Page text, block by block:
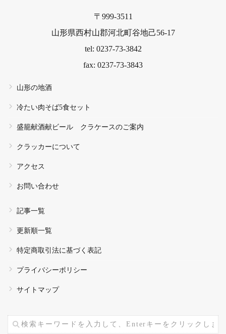
〒999-3511
山形県西村山郡河北町谷地己56-17
tel: 0237-73-3842
fax: 0237-73-3843
山形の地酒
冷たい肉そば5食セット
盛籠献酒献ビール クラケースのご案内
クラッカーについて
アクセス
お問い合わせ
記事一覧
更新順一覧
特定商取引法に基づく表記
プライバシーポリシー
サイトマップ